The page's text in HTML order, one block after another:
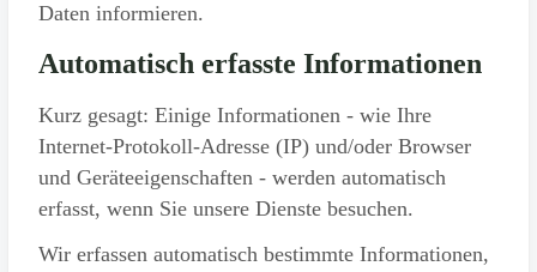
Daten informieren.
Automatisch erfasste Informationen
Kurz gesagt: Einige Informationen - wie Ihre
Internet-Protokoll-Adresse (IP) und/oder Browser
und Geräteeigenschaften - werden automatisch
erfasst, wenn Sie unsere Dienste besuchen.
Wir erfassen automatisch bestimmte Informationen,